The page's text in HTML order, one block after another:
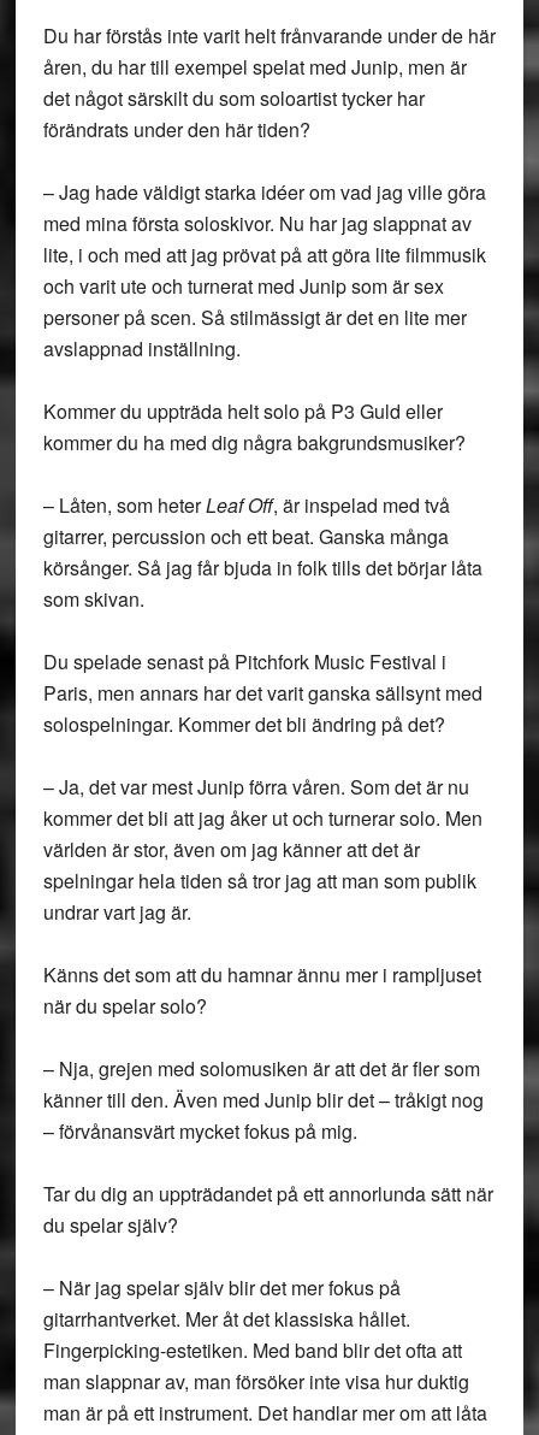
Du har förstås inte varit helt frånvarande under de här
åren, du har till exempel spelat med Junip, men är
det något särskilt du som soloartist tycker har
förändrats under den här tiden?
– Jag hade väldigt starka idéer om vad jag ville göra
med mina första soloskivor. Nu har jag slappnat av
lite, i och med att jag prövat på att göra lite filmmusik
och varit ute och turnerat med Junip som är sex
personer på scen. Så stilmässigt är det en lite mer
avslappnad inställning.
Kommer du uppträda helt solo på P3 Guld eller
kommer du ha med dig några bakgrundsmusiker?
– Låten, som heterLeaf Off, är inspelad med två
gitarrer, percussion och ett beat. Ganska många
körsånger. Så jag får bjuda in folk tills det börjar låta
som skivan.
Du spelade senast på Pitchfork Music Festival i
Paris, men annars har det varit ganska sällsynt med
solospelningar. Kommer det bli ändring på det?
– Ja, det var mest Junip förra våren. Som det är nu
kommer det bli att jag åker ut och turnerar solo. Men
världen är stor, även om jag känner att det är
spelningar hela tiden så tror jag att man som publik
undrar vart jag är.
Känns det som att du hamnar ännu mer i rampljuset
när du spelar solo?
– Nja, grejen med solomusiken är att det är fler som
känner till den. Även med Junip blir det – tråkigt nog
– förvånansvärt mycket fokus på mig.
Tar du dig an uppträdandet på ett annorlunda sätt när
du spelar själv?
– När jag spelar själv blir det mer fokus på
gitarrhantverket. Mer åt det klassiska hållet.
Fingerpicking-estetiken. Med band blir det ofta att
man slappnar av, man försöker inte visa hur duktig
man är på ett instrument. Det handlar mer om att låta